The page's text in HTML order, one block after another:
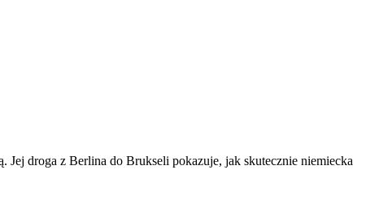
droga z Berlina do Brukseli pokazuje, jak skutecznie niemiecka